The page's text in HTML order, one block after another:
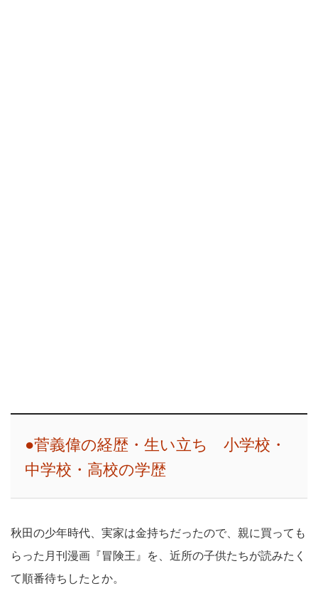
●菅義偉の経歴・生い立ち 小学校・
中学校・高校の学歴
秋田の少年時代、実家は金持ちだったので、親に買っても
らった月刊漫画『冒険王』を、近所の子供たちが読みたく
て順番待ちしたとか。